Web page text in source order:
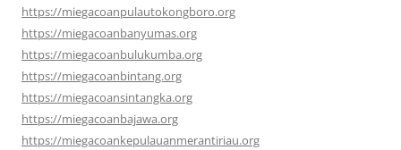
https://miegacoanpulautokongboro.org
https://miegacoanbanyumas.org
https://miegacoanbulukumba.org
https://miegacoanbintang.org
https://miegacoansintangka.org
https://miegacoanbajawa.org
https://miegacoankepulauanmerantiriau.org